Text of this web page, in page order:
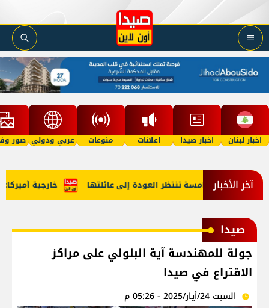
اخبار لبنان اخبار صيدا اعلانات منوعات عربي ودولي صور
آخر الأخبار خارجية أميركا: في الخامسة تنتظر العودة إلى عائلتها
صيدا
جولة للمهندسة آية البلولي على مراكز
الاقتراع في صيدا
السبت 24/أيار/2025 - 05:26 م